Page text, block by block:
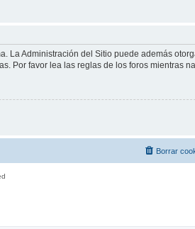
La Administración del Sitio puede además
Por favor lea las reglas de los foros mientras
Borrar